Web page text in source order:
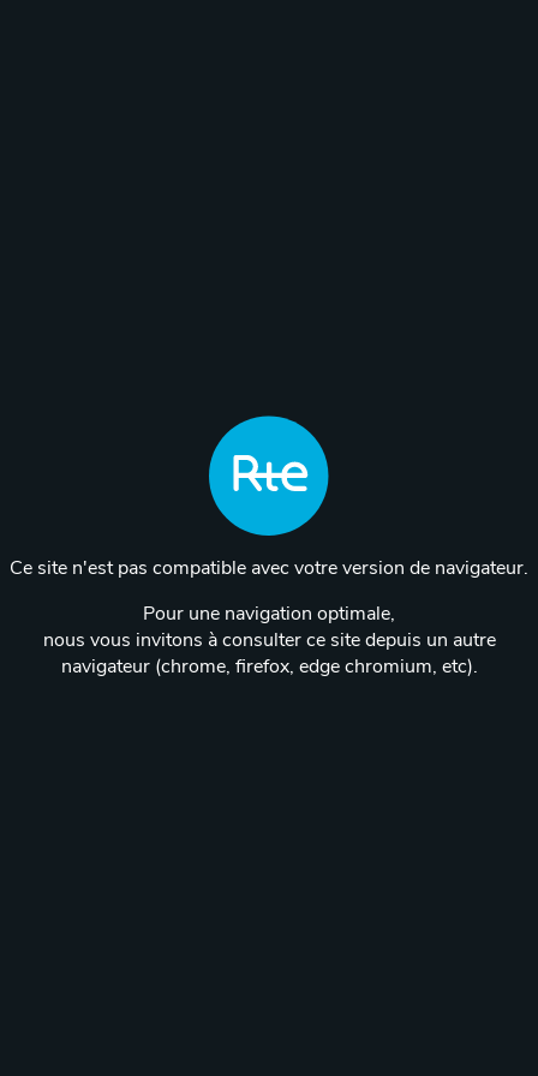
Ce site n'est pas compatible avec votre version de navigateur.
Pour une navigation optimale,
nous vous invitons à consulter ce site depuis un autre
navigateur (chrome, firefox, edge chromium, etc).